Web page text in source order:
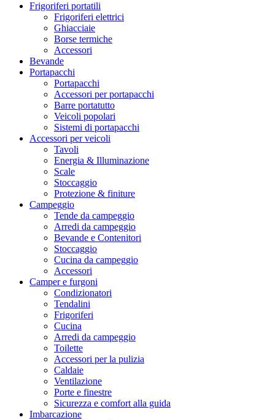
Frigoriferi portatili
Frigoriferi elettrici
Ghiacciaie
Borse termiche
Accessori
Bevande
Portapacchi
Portapacchi
Accessori per portapacchi
Barre portatutto
Veicoli popolari
Sistemi di portapacchi
Accessori per veicoli
Tavoli
Energia & Illuminazione
Scale
Stoccaggio
Protezione & finiture
Campeggio
Tende da campeggio
Arredi da campeggio
Bevande e Contenitori
Stoccaggio
Cucina da campeggio
Accessori
Camper e furgoni
Condizionatori
Tendalini
Frigoriferi
Cucina
Arredi da campeggio
Toilette
Accessori per la pulizia
Caldaie
Ventilazione
Porte e finestre
Sicurezza e comfort alla guida
Imbarcazione